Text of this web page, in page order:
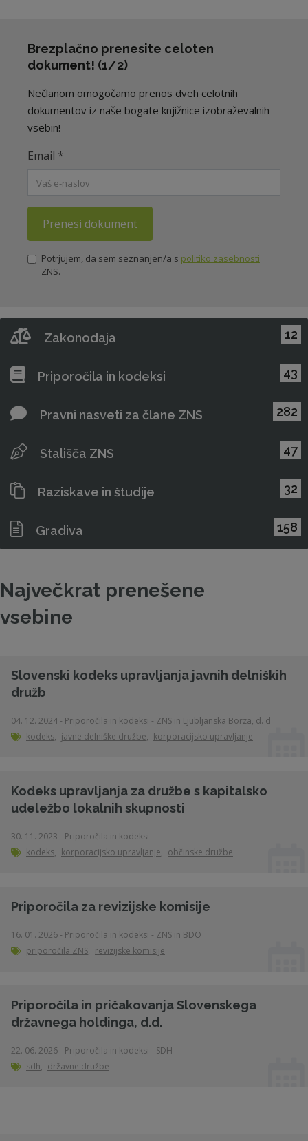
Brezplačno prenesite celoten
dokument! (1/2)
Nečlanom omogočamo prenos dveh celotnih
dokumentov iz naše bogate knjižnice izobraževalnih
vsebin!
Email *
Prenesi dokument
Potrjujem, da sem seznanjen/a s politiko zasebnosti
ZNS.
Zakonodaja 12
Priporočila in kodeksi 43
Pravni nasveti za člane ZNS 282
Stališča ZNS 47
Raziskave in študije 32
Gradiva 158
Največkrat prenešene
vsebine
Slovenski kodeks upravljanja javnih delniških
družb
04. 12. 2024 - Priporočila in kodeksi - ZNS in Ljubljanska Borza, d. d
kodeks, javne delniške družbe, korporacijsko upravljanje
Kodeks upravljanja za družbe s kapitalsko
udeležbo lokalnih skupnosti
30. 11. 2023 - Priporočila in kodeksi
kodeks, korporacijsko upravljanje, občinske družbe
Priporočila za revizijske komisije
16. 01. 2026 - Priporočila in kodeksi - ZNS in BDO
priporočila ZNS, revizijske komisije
Priporočila in pričakovanja Slovenskega
državnega holdinga, d.d.
22. 06. 2026 - Priporočila in kodeksi - SDH
sdh, državne družbe